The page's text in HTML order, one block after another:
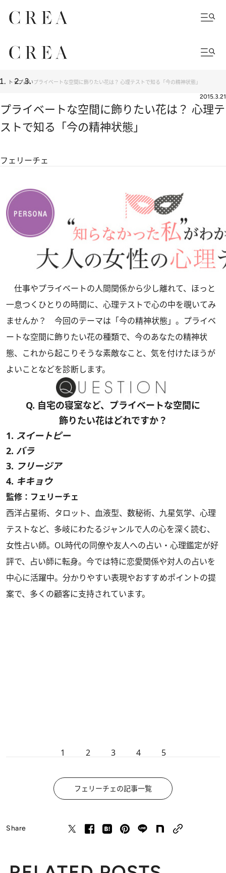
トップ占いプライベートな空間に飾りたい花は？ 心理テストで知る「今の精神状態」
2015.3.21
プライベートな空間に飾りたい花は？ 心理テ
ストで知る「今の精神状態」
フェリーチェ
仕事やプライベートの人間関係から少し離れて、ほっと
一息つくひとりの時間に、心理テストで心の中を覗いてみ
ませんか？ 今回のテーマは「今の精神状態」。プライベ
ートな空間に飾りたい花の種類で、今のあなたの精神状
態、これから起こりそうな素敵なこと、気を付けたほうが
よいことなどを診断します。
Q. 自宅の寝室など、プライベートな空間に
飾りたい花はどれですか？
1. スイートピー
2. バラ
3. フリージア
4. キキョウ
監修：フェリーチェ
西洋占星術、タロット、血液型、数秘術、九星気学、心理
テストなど、多岐にわたるジャンルで人の心を深く読む、
女性占い師。OL時代の同僚や友人への占い・心理鑑定が好
評で、占い師に転身。今では特に恋愛関係や対人の占いを
中心に活躍中。分かりやすい表現やおすすめポイントの提
案で、多くの顧客に支持されています。
1 2 3 4 5
フェリーチェの記事一覧
Share